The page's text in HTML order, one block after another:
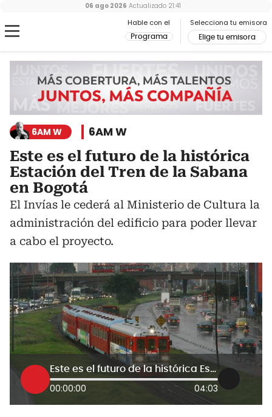
Hable con el
Programa
Selecciona tu emisora
Elige tu emisora
06 ago 2026 Actualizado 21:41
6AM W 6AM W
Este es el futuro de la histórica
Estación del Tren de la Sabana
en Bogotá
El Invías le cederá al Ministerio de Cultura la
administración del edificio para poder llevar
a cabo el proyecto.
Este es el futuro de la histórica Estación del Tren de la Sabana en Bogotá II
00:00:00 04:03